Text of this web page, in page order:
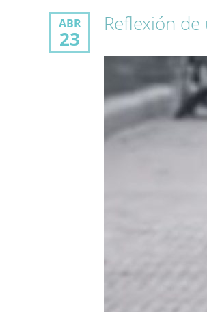
ABR
23
Reflexión